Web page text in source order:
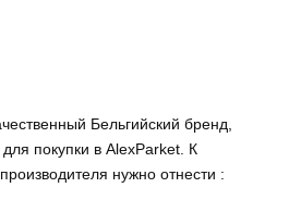
Бельгийский бренд,
покупки в AlexParket. К
нужно отнести :